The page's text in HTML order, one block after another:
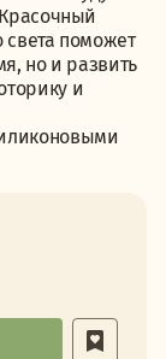
света поможет
но и развить
и